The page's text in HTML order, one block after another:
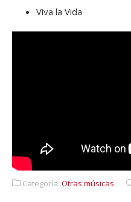
Viva la Vida
Categoría: Otras músicas